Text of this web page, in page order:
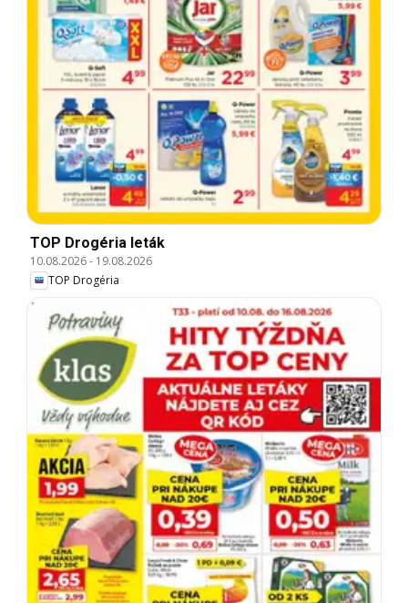
TOP Drogéria leták
10.08.2026- 19.08.2026
TOP Drogéria